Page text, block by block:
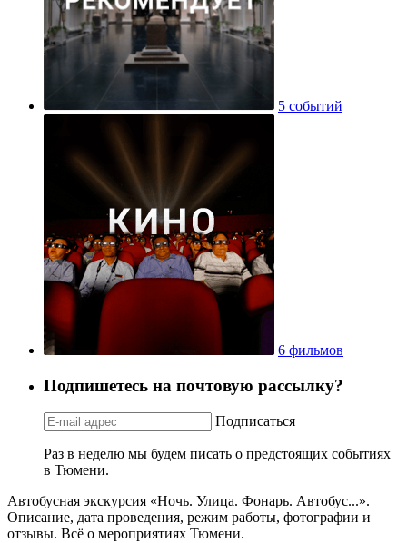
5 событий
6 фильмов
Подпишетесь на почтовую рассылку?
Подписаться
Раз в неделю мы будем писать о предстоящих событиях
в Тюмени.
Автобусная экскурсия «Ночь. Улица. Фонарь. Автобус...».
Описание, дата проведения, режим работы, фотографии и
отзывы. Всё о мероприятиях Тюмени.